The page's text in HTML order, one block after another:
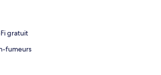
gratuit
fumeurs